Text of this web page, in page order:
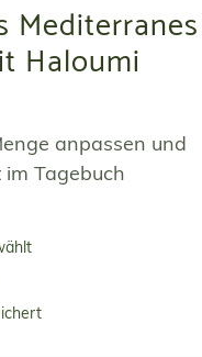
Mediterranes
Haloumi
anpassen und
Tagebuch